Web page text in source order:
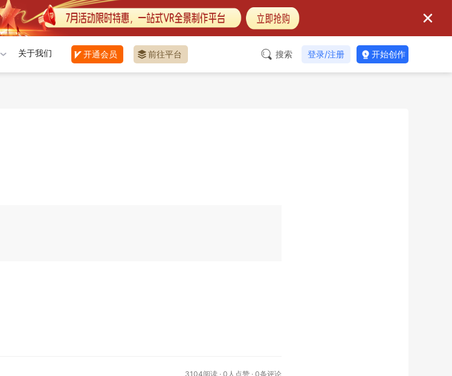
关于我们 开通会员 前往平台 搜索 登录/注册 开始创作
3104阅读 · 0 人点赞 · 0条评论